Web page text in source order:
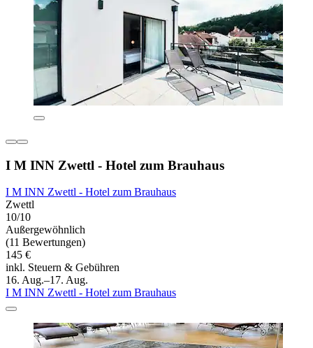
I M INN Zwettl - Hotel zum Brauhaus
I M INN Zwettl - Hotel zum Brauhaus
Zwettl
10/10
Außergewöhnlich
(11 Bewertungen)
145 €
inkl. Steuern & Gebühren
16. Aug.–17. Aug.
I M INN Zwettl - Hotel zum Brauhaus